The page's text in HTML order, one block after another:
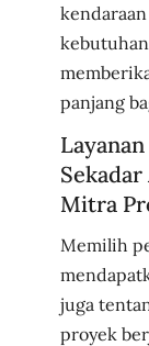
panjang
Mitra
Memilih
juga
proyek